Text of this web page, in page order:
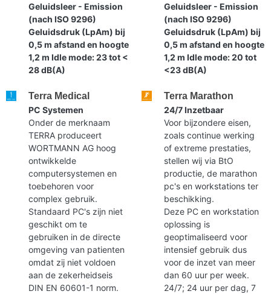
Geluidsleer - Emission
(nach ISO 9296)
Geluidsdruk (LpAm) bij
0,5 m afstand en hoogte
1,2 m Idle mode: 23 tot <
28 dB(A)
Geluidsleer - Emission
(nach ISO 9296)
Geluidsdruk (LpAm) bij
0,5 m afstand en hoogte
1,2 m Idle mode: 20 tot
<23 dB(A)
Terra Medical
PC Systemen
Onder de merknaam
TERRA produceert
WORTMANN AG hoog
ontwikkelde
computersystemen en
toebehoren voor
complex gebruik.
Standaard PC's zijn niet
geschikt om te
gebruiken in de directe
omgeving van patienten
omdat zij niet voldoen
aan de zekerheidseis
DIN EN 60601-1 norm.
Terra Marathon
24/7 Inzetbaar
Voor bijzondere eisen,
zoals continue werking
of extreme prestaties,
stellen wij via BtO
productie, de marathon
pc's en workstations ter
beschikking.
Deze PC en workstation
oplossing is
geoptimaliseerd voor
intensief gebruik dus
voor de inzet van meer
dan 60 uur per week.
24/7; 24 uur per dag, 7